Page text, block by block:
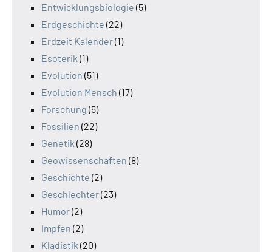
Entwicklungsbiologie (5)
Erdgeschichte (22)
Erdzeit Kalender(1)
Esoterik (1)
Evolution (51)
Evolution Mensch (17)
Forschung (5)
Fossilien (22)
Genetik (28)
Geowissenschaften (8)
Geschichte (2)
Geschlechter(23)
Humor(2)
Impfen (2)
Kladistik (20)